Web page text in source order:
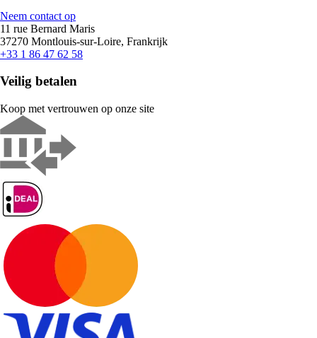
Neem contact op
11 rue Bernard Maris
37270 Montlouis-sur-Loire, Frankrijk
+33 1 86 47 62 58
Veilig betalen
Koop met vertrouwen op onze site